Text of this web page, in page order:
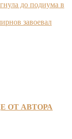
до подиума в
завоевал
ОТ АВТОРА